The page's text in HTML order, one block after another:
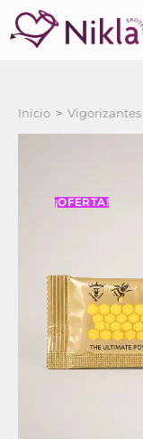
Inicio > Vigorizantes
¡OFERTA!